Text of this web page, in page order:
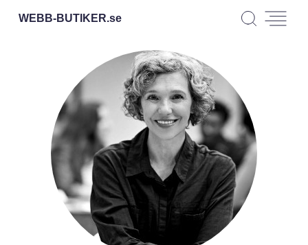
WEBB-BUTIKER.se